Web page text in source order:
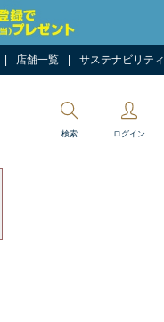
店舗一覧 サステナビリティ
検索 ログイン